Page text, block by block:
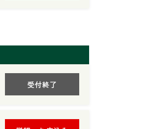
受付終了